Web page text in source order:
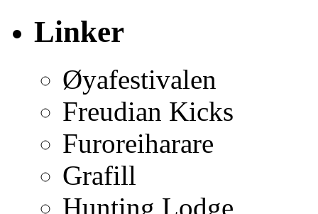
Linker
Øyafestivalen
Freudian Kicks
Furoreiharare
Grafill
Hunting Lodge